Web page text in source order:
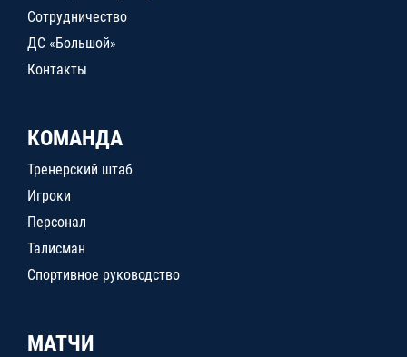
Сотрудничество
ДС «Большой»
Контакты
КОМАНДА
Тренерский штаб
Игроки
Персонал
Талисман
Спортивное руководство
МАТЧИ